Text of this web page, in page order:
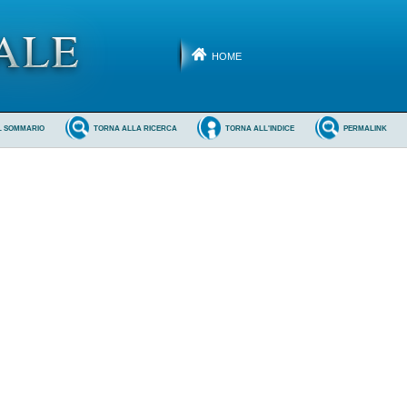
HOME
PERMALINK
TORNA ALL'INDICE
TORNA ALLA RICERCA
SOMMARIO